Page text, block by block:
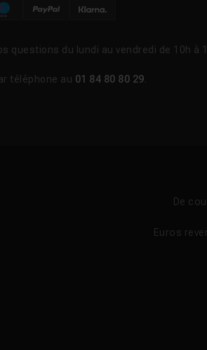
questions du lundi au vendredi de 10h à
téléphone au 01 84 80 80 29.
De
Euros